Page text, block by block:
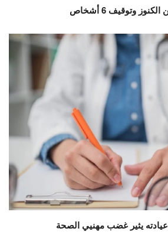
وتوقيف 6 أشخاص
يثير غضب مهنيي الصحة